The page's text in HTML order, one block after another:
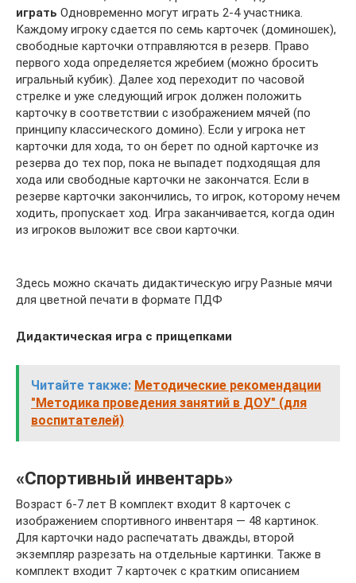
играть Одновременно могут играть 2-4 участника.
Каждому игроку сдается по семь карточек (доминошек),
свободные карточки отправляются в резерв. Право
первого хода определяется жребием (можно бросить
игральный кубик). Далее ход переходит по часовой
стрелке и уже следующий игрок должен положить
карточку в соответствии с изображением мячей (по
принципу классического домино). Если у игрока нет
карточки для хода, то он берет по одной карточке из
резерва до тех пор, пока не выпадет подходящая для
хода или свободные карточки не закончатся. Если в
резерве карточки закончились, то игрок, которому нечем
ходить, пропускает ход. Игра заканчивается, когда один
из игроков выложит все свои карточки.
Здесь можно скачать дидактическую игру Разные мячи
для цветной печати в формате ПДФ
Дидактическая игра с прищепками
Читайте также: Методические рекомендации
"Методика проведения занятий в ДОУ" (для
воспитателей)
«Спортивный инвентарь»
Возраст 6-7 лет В комплект входит 8 карточек с
изображением спортивного инвентаря — 48 картинок.
Для карточки надо распечатать дважды, второй
экземпляр разрезать на отдельные картинки. Также в
комплект входит 7 карточек с кратким описанием